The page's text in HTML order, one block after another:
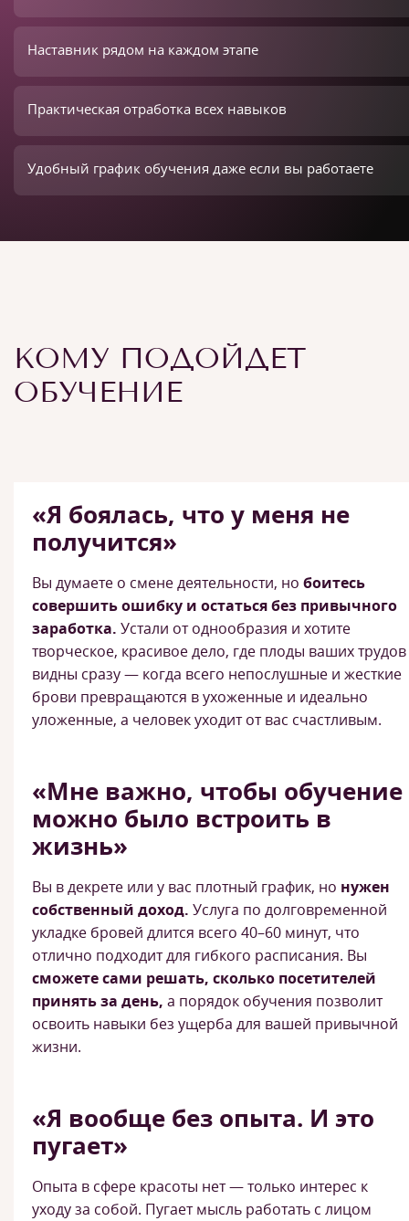
Наставник рядом на каждом этапе
Практическая отработка всех навыков
Удобный график обучения даже если вы работаете
КОМУ ПОДОЙДЕТ
ОБУЧЕНИЕ
«Я боялась, что у меня не
получится»
Вы думаете о смене деятельности, но боитесь
совершить ошибку и остаться без привычного
заработка. Устали от однообразия и хотите
творческое, красивое дело, где плоды ваших трудов
видны сразу — когда всего непослушные и жесткие
брови превращаются в ухоженные и идеально
уложенные, а человек уходит от вас счастливым.
«Мне важно, чтобы обучение
можно было встроить в
жизнь»
Вы в декрете или у вас плотный график, но нужен
собственный доход. Услуга по долговременной
укладке бровей длится всего 40–60 минут, что
отлично подходит для гибкого расписания. Вы
сможете сами решать, сколько посетителей
принять за день, а порядок обучения позволит
освоить навыки без ущерба для вашей привычной
жизни.
«Я вообще без опыта. И это
пугает»
Опыта в сфере красоты нет — только интерес к
уходу за собой. Пугает мысль работать с лицом